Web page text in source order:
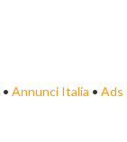
• Annunci Italia • Ads